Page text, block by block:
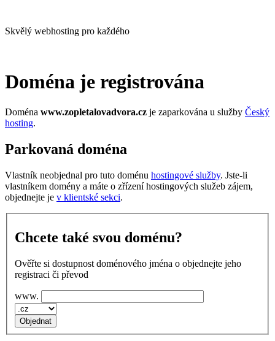
Skvělý webhosting pro každého
Doména je registrována
Doména www.zopletalovadvora.cz je zaparkována u služby Český
hosting.
Parkovaná doména
Vlastník neobjednal pro tuto doménu hostingové služby. Jste-li
vlastníkem domény a máte o zřízení hostingových služeb zájem,
objednejte je v klientské sekci.
Chcete také svou doménu?
Ověřte si dostupnost doménového jména o objednejte jeho
registraci či převod
www.